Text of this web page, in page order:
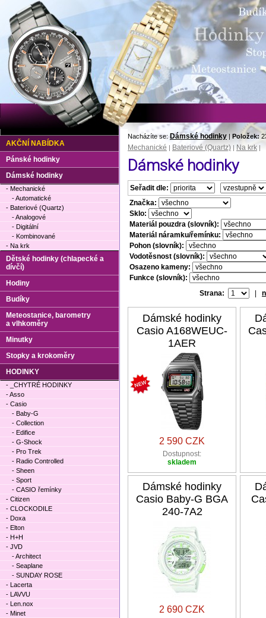
Nacházíte se: Dámské hodinky | Položek:
Mechanické | Bateriové (Quartz) | Na krk |
Dámské hodinky
Seřadit dle:
Značka:
Sklo:
Materiál pouzdra (slovník):
Materiál náramku/řemínku:
Pohon (slovník):
Vodotěsnost (slovník):
Osazeno kameny:
Funkce (slovník):
Strana:
Dámské hodinky
Casio A168WEUC-
1AER
2 590 CZK
Dostupnost:
skladem
Dámské hodinky
Casio Baby-G BGA
240-7A2
2 690 CZK
AKČNÍ NABÍDKA
Pánské hodinky
Dámské hodinky
- Mechanické
- Automatické
- Bateriové (Quartz)
- Analogové
- Digitální
- Kombinované
- Na krk
Dětské hodinky (chlapecké a
dívčí)
Hodiny
Budíky
Meteostanice, barometry
a vlhkoměry
Minutky
Stopky a krokoměry
HODINKY
- _CHYTRÉ HODINKY
- Asso
- Casio
- Baby-G
- Collection
- Edifice
- G-Shock
- Pro Trek
- Radio Controlled
- Sheen
- Sport
- CASIO řemínky
- Citizen
- CLOCKODILE
- Doxa
- Elton
- H+H
- JVD
- Architect
- Seaplane
- SUNDAY ROSE
- Lacerta
- LAVVU
- Len.nox
- Minet